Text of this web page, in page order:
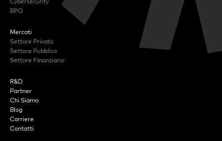
BPO
Mercati
Settore Privato
Settore Pubblico
Settore Finanziario
R&D
Partner
Chi Siamo
Blog
Carriere
Contatti